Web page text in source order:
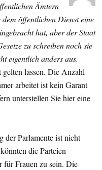
Ämtern
öffentlichen Dienst eine
hat, aber der Staat
zu schreiben noch sie
eigentlich anders aus.
lassen. Die Anzahl
arbeitet ist kein Garant
unterstellen Sie hier eine
der Parlamente ist nicht
die Parteien
für Frauen zu sein. Die